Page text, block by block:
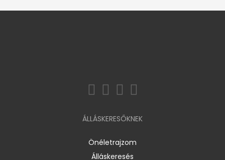
ÁLLÁSKERESŐKNEK
Önéletrajzom
Álláskeresés